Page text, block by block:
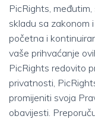
PicRights,
skladu sa zakonom
početna i
vaše prihvaćanje
PicRights redovito
privatnosti,
promijeniti svoja
obavijesti.